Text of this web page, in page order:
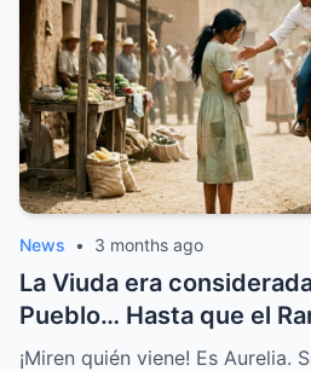
News • 3 months ago
La Viuda era
Pueblo… Hasta que el
MILLONARIO le Habló
¡Miren quién viene! Es Aurelia.